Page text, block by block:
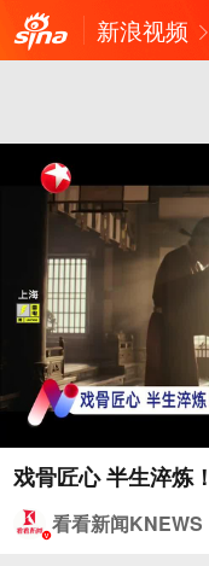
新浪视频
戏骨匠心 半生淬炼
看看新闻KNEWS